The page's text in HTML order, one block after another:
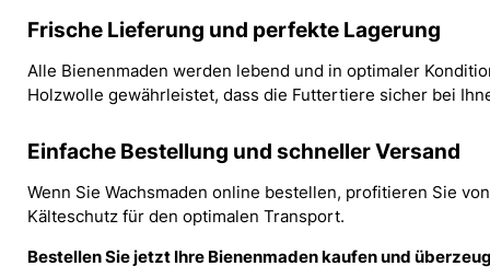
Frische Lieferung und perfekte Lagerung
Alle Bienenmaden werden lebend und in optimaler
Holzwolle gewährleistet, dass die Futtertiere sicher bei
Einfache Bestellung und schneller Versand
Wenn Sie Wachsmaden online bestellen, profitieren Sie
Kälteschutz für den optimalen Transport.
Bestellen Sie jetzt Ihre Bienenmaden kaufen und